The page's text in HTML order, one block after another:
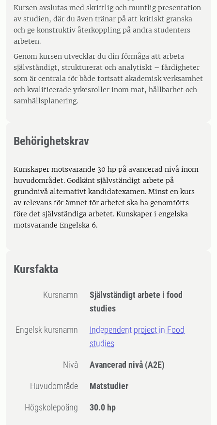
Kursen avslutas med skriftlig och muntlig presentation
av studien, där du även tränar på att kritiskt granska
och ge konstruktiv återkoppling på andra studenters
arbeten.
Genom kursen utvecklar du din förmåga att arbeta
självständigt, strukturerat och analytiskt – färdigheter
som är centrala för både fortsatt akademisk verksamhet
och kvalificerade yrkesroller inom mat, hållbarhet och
samhällsplanering.
Behörighetskrav
Kunskaper motsvarande 30 hp på avancerad nivå inom
huvudområdet. Godkänt självständigt arbete på
grundnivå alternativt kandidatexamen. Minst en kurs
av relevans för ämnet för arbetet ska ha genomförts
före det självständiga arbetet. Kunskaper i engelska
motsvarande Engelska 6.
Kursfakta
Kursnamn
Självständigt arbete i food
studies
Engelsk kursnamn
Independent project in Food
studies
Nivå Avancerad nivå (A2E)
Huvudområde Matstudier
högskolepoäng 30.0 hp